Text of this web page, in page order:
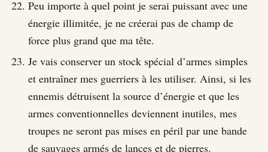
Peu importe à quel point je serai puissant avec une
énergie illimitée, je ne créerai pas de champ de
force plus grand que ma tête.
Je vais conserver un stock spécial d’armes simples
et entraîner mes guerriers à les utiliser. Ainsi, si les
ennemis détruisent la source d’énergie et que les
armes conventionnelles deviennent inutiles, mes
troupes ne seront pas mises en péril par une bande
de sauvages armés de lances et de pierres.